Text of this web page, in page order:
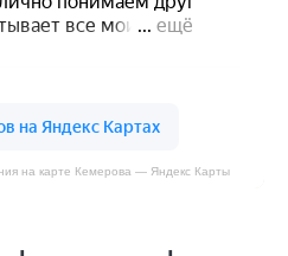
на карте Кемерова — Яндекс Карты